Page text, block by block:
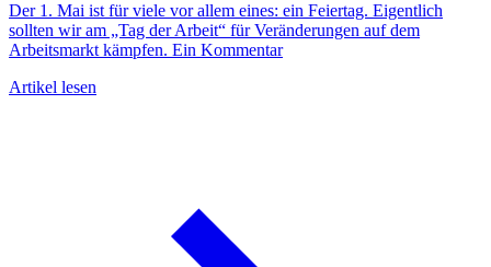
Der 1. Mai ist für viele vor allem eines: ein Feiertag. Eigentlich
sollten wir am „Tag der Arbeit“ für Veränderungen auf dem
Arbeitsmarkt kämpfen. Ein Kommentar
Artikel lesen